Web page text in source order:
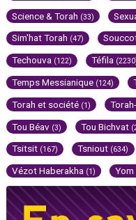
Science & Torah (33)
Sim'hat Torah (47)
Techouva (122) Téfila
Temps Messianique (124)
Torah et société (1)
Tou Béav (3) Tou Bichvat
Tsitsit (167) Tsniout (634)
Vézot Haberakha (1)